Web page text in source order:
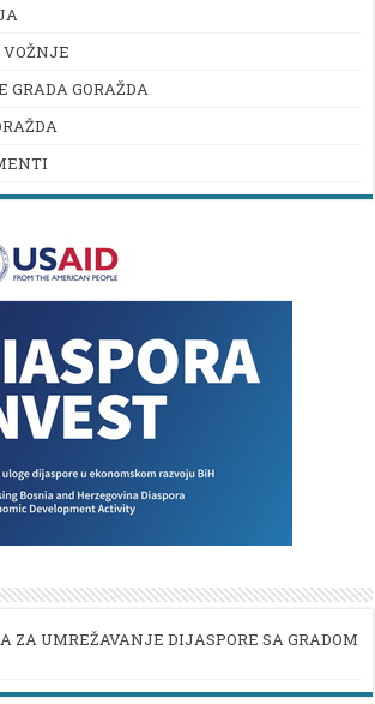
VOŽNJE
GRADA GORAŽDA
ZA UMREŽAVANJE DIJASPORE SA GRADOM